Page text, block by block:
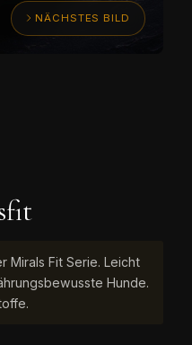
NÄCHSTES BILD
Mirals Fit Serie. Leicht
Hunde.